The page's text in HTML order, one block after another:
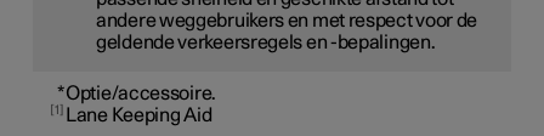
andere weggebruikers en met respect voor de
geldende verkeersregels en -bepalingen.
*Optie/accessoire.
1 Lane Keeping Aid